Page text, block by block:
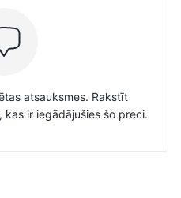
atsauksmes. Rakstīt
ir iegādājušies šo preci.